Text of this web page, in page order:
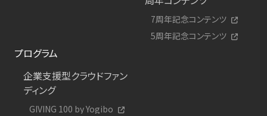
7周年記念コンテンツ
5周年記念コンテンツ
プログラム
企業支援型クラウドファン
ディング
GIVING 100 by Yogibo